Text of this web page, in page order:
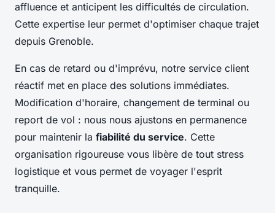
affluence et anticipent les difficultés de circulation.
Cette expertise leur permet d'optimiser chaque trajet
depuis Grenoble.
En cas de retard ou d'imprévu, notre service client
réactif met en place des solutions immédiates.
Modification d'horaire, changement de terminal ou
report de vol : nous nous ajustons en permanence
pour maintenir la fiabilité du service. Cette
organisation rigoureuse vous libère de tout stress
logistique et vous permet de voyager l'esprit
tranquille.